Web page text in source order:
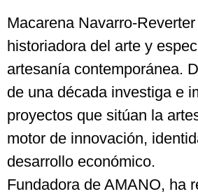
Macarena Navarro-
historiadora del arte y
artesanía contemporánea.
de una década investiga e
proyectos que sitúan la
motor de innovación,
desarrollo económico.
Fundadora de AMANO, ha